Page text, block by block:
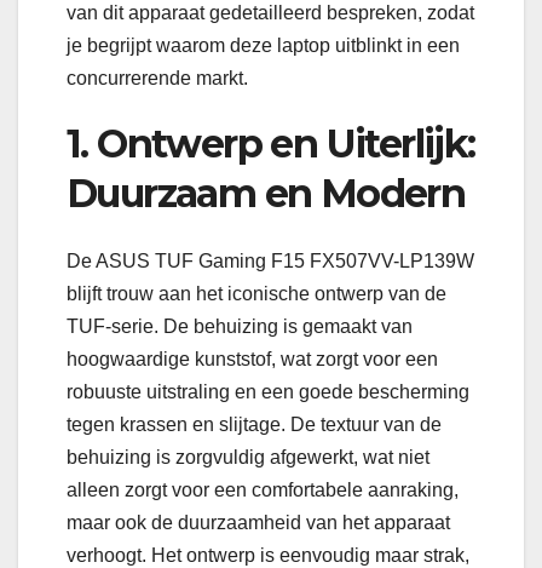
van dit apparaat gedetailleerd bespreken, zodat
je begrijpt waarom deze laptop uitblinkt in een
concurrerende markt.
1. Ontwerp en Uiterlijk:
Duurzaam en Modern
De ASUS TUF Gaming F15 FX507VV-LP139W
blijft trouw aan het iconische ontwerp van de
TUF-serie. De behuizing is gemaakt van
hoogwaardige kunststof, wat zorgt voor een
robuuste uitstraling en een goede bescherming
tegen krassen en slijtage. De textuur van de
behuizing is zorgvuldig afgewerkt, wat niet
alleen zorgt voor een comfortabele aanraking,
maar ook de duurzaamheid van het apparaat
verhoogt. Het ontwerp is eenvoudig maar strak,